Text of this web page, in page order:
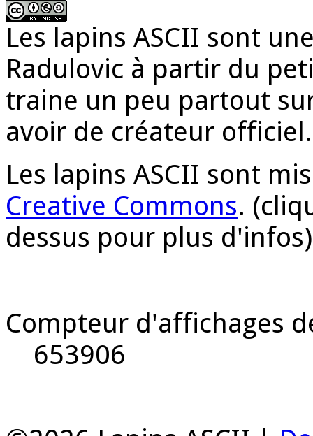
Les lapins ASCII sont
Radulovic à partir du
traine un peu partout
avoir de créateur
Les lapins ASCII sont
Creative Commons.
dessus pour plus d'infos)
Compteur d'affichages
653906